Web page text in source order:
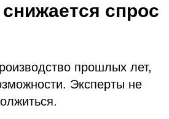
спрос
прошлых лет,
Эксперты не